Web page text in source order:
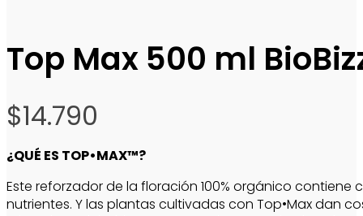
Top Max 500 ml
$14.790
¿QUÉ ES TOP•MAX™?
Este reforzador de la floración 100% orgánico
nutrientes. Y las plantas cultivadas con Top•Max dan